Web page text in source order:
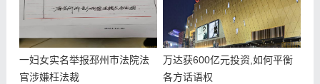
一妇女实名举报邳州市法院法
官涉嫌枉法裁
万达获600亿元投资,如何平衡
各方话语权